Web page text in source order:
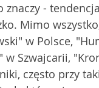
znaczy -
Mimo
w Polsce,
w Szwajcarii,
często przy